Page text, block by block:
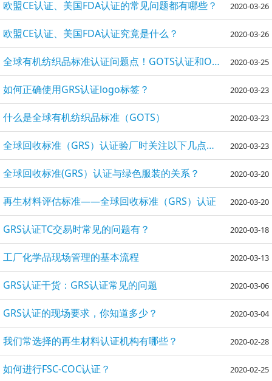
欧盟CE认证、美国FDA认证的常见问题都有哪些？ 2020-03-26
欧盟CE认证、美国FDA认证究竟是什么？ 2020-03-26
全球有机纺织品标准认证问题点！GOTS认证和OCS认证有什么区别？ 2020-03-25
如何正确使用GRS认证logo标签？ 2020-03-23
什么是全球有机纺织品标准（GOTS） 2020-03-23
全球回收标准（GRS）认证验厂时关注以下几点方面！ 2020-03-23
全球回收标准(GRS）认证与绿色服装的关系？ 2020-03-20
再生材料评估标准——全球回收标准（GRS）认证 2020-03-20
GRS认证TC交易时常见的问题有？ 2020-03-18
工厂化学品现场管理的基本流程 2020-03-13
GRS认证干货：GRS认证常见的问题 2020-03-06
GRS认证的现场要求，你知道多少？ 2020-03-04
我们常选择的再生材料认证机构有哪些？ 2020-02-28
如何进行FSC-COC认证？ 2020-02-25